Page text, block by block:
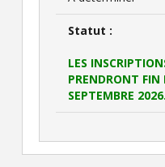
Statut :
LES
PRENDRONT
SEPTEMBRE 2026.